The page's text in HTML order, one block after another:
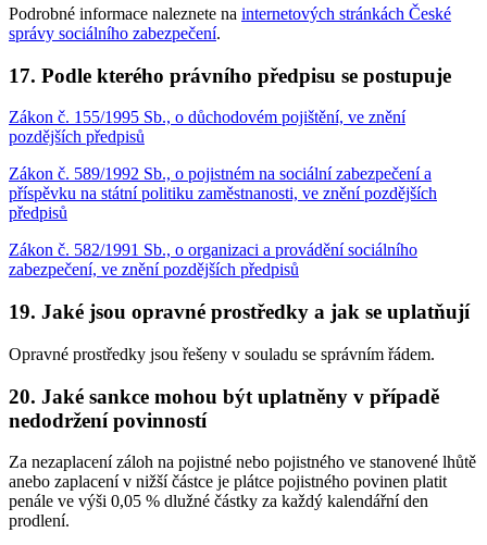
Podrobné informace naleznete na internetových stránkách České
správy sociálního zabezpečení.
17. Podle kterého právního předpisu se postupuje
Zákon č. 155/1995 Sb., o důchodovém pojištění, ve znění
pozdějších předpisů
Zákon č. 589/1992 Sb., o pojistném na sociální zabezpečení a
příspěvku na státní politiku zaměstnanosti, ve znění pozdějších
předpisů
Zákon č. 582/1991 Sb., o organizaci a provádění sociálního
zabezpečení, ve znění pozdějších předpisů
19. Jaké jsou opravné prostředky a jak se uplatňují
Opravné prostředky jsou řešeny v souladu se správním řádem.
20. Jaké sankce mohou být uplatněny v případě
nedodržení povinností
Za nezaplacení záloh na pojistné nebo pojistného ve stanovené lhůtě
anebo zaplacení v nižší částce je plátce pojistného povinen platit
penále ve výši 0,05 % dlužné částky za každý kalendářní den
prodlení.